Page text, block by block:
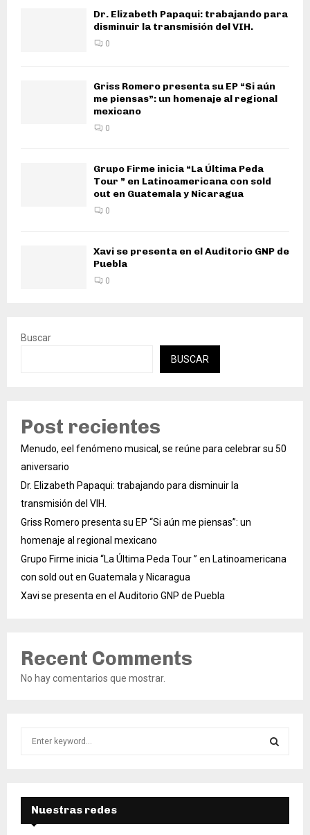
Dr. Elizabeth Papaqui: trabajando para
disminuir la transmisión del VIH.
0
Griss Romero presenta su EP “Si aún
me piensas”: un homenaje al regional
mexicano
0
Grupo Firme inicia “La Última Peda
Tour ” en Latinoamericana con sold
out en Guatemala y Nicaragua
0
Xavi se presenta en el Auditorio GNP de
Puebla
0
Buscar
BUSCAR
Post recientes
Menudo, eel fenómeno musical, se reúne para celebrar su 50
aniversario
Dr. Elizabeth Papaqui: trabajando para disminuir la
transmisión del VIH.
Griss Romero presenta su EP “Si aún me piensas”: un
homenaje al regional mexicano
Grupo Firme inicia “La Última Peda Tour ” en Latinoamericana
con sold out en Guatemala y Nicaragua
Xavi se presenta en el Auditorio GNP de Puebla
Recent Comments
No hay comentarios que mostrar.
f
E
A
Nuestras redes